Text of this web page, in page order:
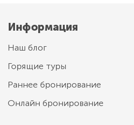
Информация
Наш блог
Горящие туры
Раннее бронирование
Онлайн бронирование